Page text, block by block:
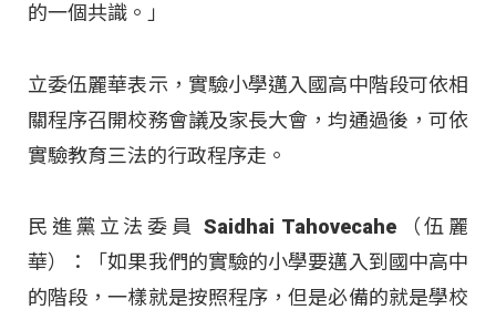
的一個共識。」
立委伍麗華表示，實驗小學邁入國高中階段可依相
關程序召開校務會議及家長大會，均通過後，可依
實驗教育三法的行政程序走。
民進黨立法委員 Saidhai Tahovecahe（伍麗
華）：「如果我們的實驗的小學要邁入到國中高中
的階段，一樣就是按照程序，但是必備的就是學校